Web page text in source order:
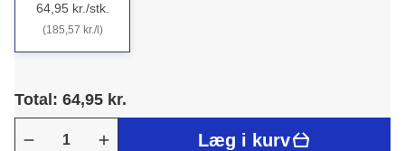
64,95 kr./stk.
(185,57 kr./l)
Total: 64,95 kr.
Læg i kurv